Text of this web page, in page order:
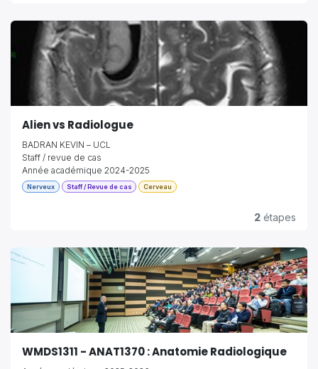
Alien vs Radiologue
BADRAN KEVIN – UCL
Staff / revue de cas
Année académique 2024-2025
Nerveux Staff / Revue de cas Cerveau
2 étapes
WMDS1311 - ANAT1370 : Anatomie Radiologique